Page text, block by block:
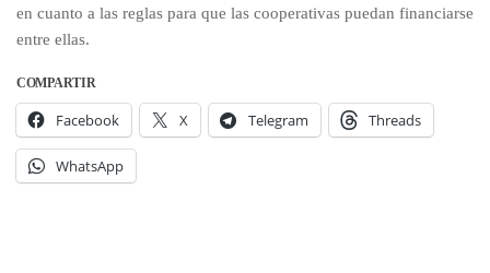
en cuanto a las reglas para que las cooperativas puedan financiarse
entre ellas.
COMPARTIR
Facebook X Telegram Threads
WhatsApp